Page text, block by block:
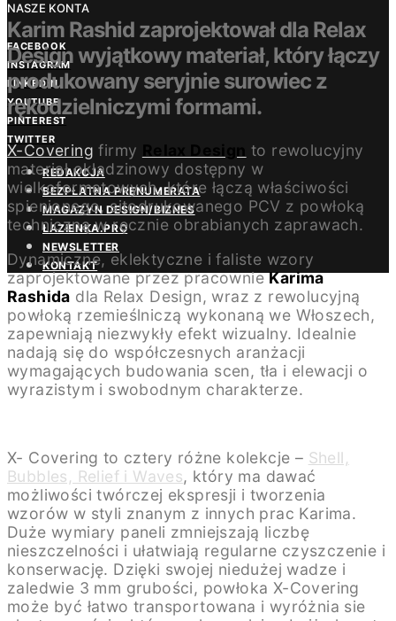
NASZE KONTA
FACEBOOK
INSTAGRAM
LINKEDIN
YOUTUBE
PINTEREST
TWITTER
REDAKCJA
BEZPŁATNA PRENUMERATA
MAGAZYN DESIGN/BIZNES
ŁAZIENKA.PRO
NEWSLETTER
KONTAKT
Karim Rashid zaprojektował dla Relax
Design wyjątkowy materiał, który łączy
produkowany seryjnie surowiec z
rękodzielniczymi formami.
X-Covering firmy
to rewolucyjny
materiał okładzinowy dostępny w
wielkoformatowych, które łączą właściwości
spienionego, sitodrukowanego PCV z powłoką
techniczną w ręcznie obrabianych zaprawach.
Dynamiczne, eklektyczne i faliste wzory
zaprojektowane przez pracownieKarima
Rashida dla Relax Design, wraz z rewolucyjną
powłoką rzemieślniczą wykonaną we Włoszech,
zapewniają niezwykły efekt wizualny. Idealnie
nadają się do współczesnych aranżacji
wymagających budowania scen, tła i elewacji o
wyrazistym i swobodnym charakterze.
X- Covering to cztery różne kolekcje – Shell,
Bubbles, Relief i Waves, który ma dawać
możliwości twórczej ekspresji i tworzenia
wzorów w styli znanym z innych prac Karima.
Duże wymiary paneli zmniejszają liczbę
nieszczelności i ułatwiają regularne czyszczenie i
konserwację. Dzięki swojej niedużej wadze i
zaledwie 3 mm grubości, powłoka X-Covering
może być łatwo transportowana i wyróżnia sie